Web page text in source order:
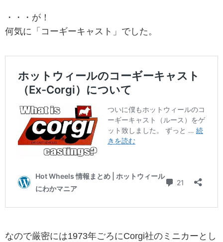
・・・が！
何気に「コーギーキャスト」でした。
なので厳密には1973年ごろにCorgi社のミニカーとし